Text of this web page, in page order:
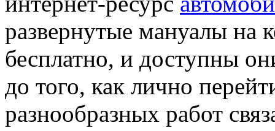
развернутые мануалы на
бесплатно, и доступны
до того, как лично
разнообразных работ